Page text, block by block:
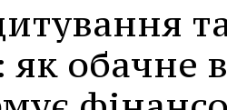
як обачне